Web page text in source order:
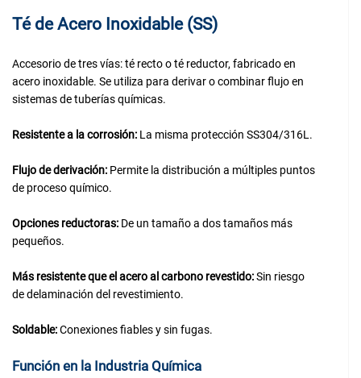
Té de Acero Inoxidable (SS)
Accesorio de tres vías: té recto o té reductor, fabricado en
acero inoxidable. Se utiliza para derivar o combinar flujo en
sistemas de tuberías químicas.
Resistente a la corrosión: La misma protección SS304/316L.
Flujo de derivación: Permite la distribución a múltiples puntos
de proceso químico.
Opciones reductoras: De un tamaño a dos tamaños más
pequeños.
Más resistente que el acero al carbono revestido:Sin riesgo
de delaminación del revestimiento.
Soldable:Conexiones fiables y sin fugas.
Función en la Industria Química